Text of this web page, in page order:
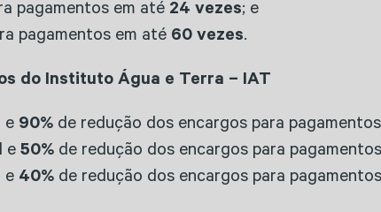
pagamentos em até 24 vezes; e
pagamentos em até 60 vezes.
do Instituto Água e Terra – IAT
e 90% de redução dos encargos para
e 50% de redução dos encargos para
e 40% de redução dos encargos para